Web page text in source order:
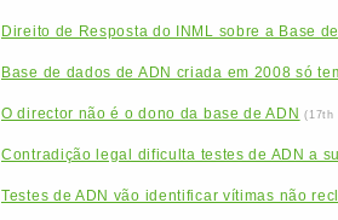
Direito de Resposta do INML sobre a Base
Base de dados de ADN criada em 2008 só
O director não é o dono da base de ADN (17th
Contradição legal dificulta testes de ADN a
Testes de ADN vão identificar vítimas não